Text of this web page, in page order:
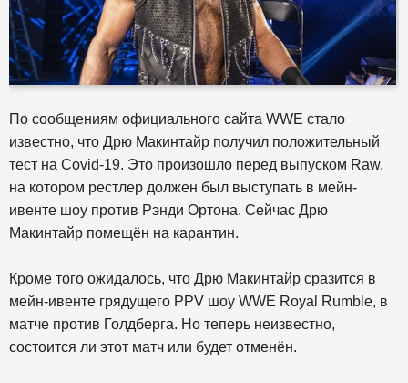
По сообщениям официального сайта WWE стало
известно, что Дрю Макинтайр получил положительный
тест на Covid-19. Это произошло перед выпуском Raw,
на котором рестлер должен был выступать в мейн-
ивенте шоу против Рэнди Ортона. Сейчас Дрю
Макинтайр помещён на карантин.
Кроме того ожидалось, что Дрю Макинтайр сразится в
мейн-ивенте грядущего PPV шоу WWE Royal Rumble, в
матче против Голдберга. Но теперь неизвестно,
состоится ли этот матч или будет отменён.